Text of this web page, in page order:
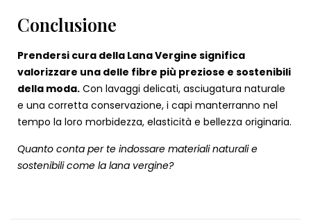
Conclusione
Prendersi cura della Lana Vergine significa
valorizzare una delle fibre più preziose e sostenibili
della moda. Con lavaggi delicati, asciugatura naturale
e una corretta conservazione, i capi manterranno nel
tempo la loro morbidezza, elasticità e bellezza originaria.
Quanto conta per te indossare materiali naturali e
sostenibili come la lana vergine?